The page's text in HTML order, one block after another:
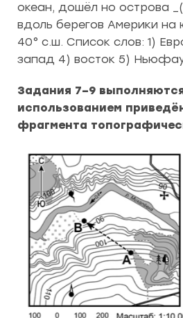
океан, дошёл но острова
вдоль берегов Америки на
40° с.ш. Список слов: 1)
запад 4) восток 5)
Задания 7–9
использованием
фрагмента